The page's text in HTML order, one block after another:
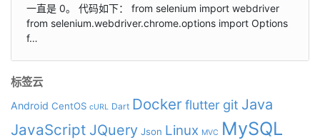
一直是 0。 代码如下： from selenium import webdriver
from selenium.webdriver.chrome.options import Options
f…
标签云
Android CentOS cURL Dart Dockerflutter git Java
JavaScript JQuery Json Linux MVC MySQL